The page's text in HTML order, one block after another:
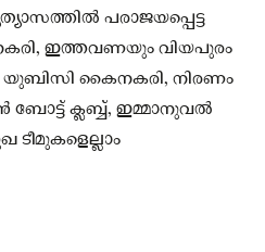
പരാജയപ്പെട്ട
ഇത്തവണയും വിയപുരം
കൈനകരി, നിരണം
ബോട്ട് ക്ലബ്ബ്, ഇമ്മാനുവൽ
ടീമുകളെല്ലാം